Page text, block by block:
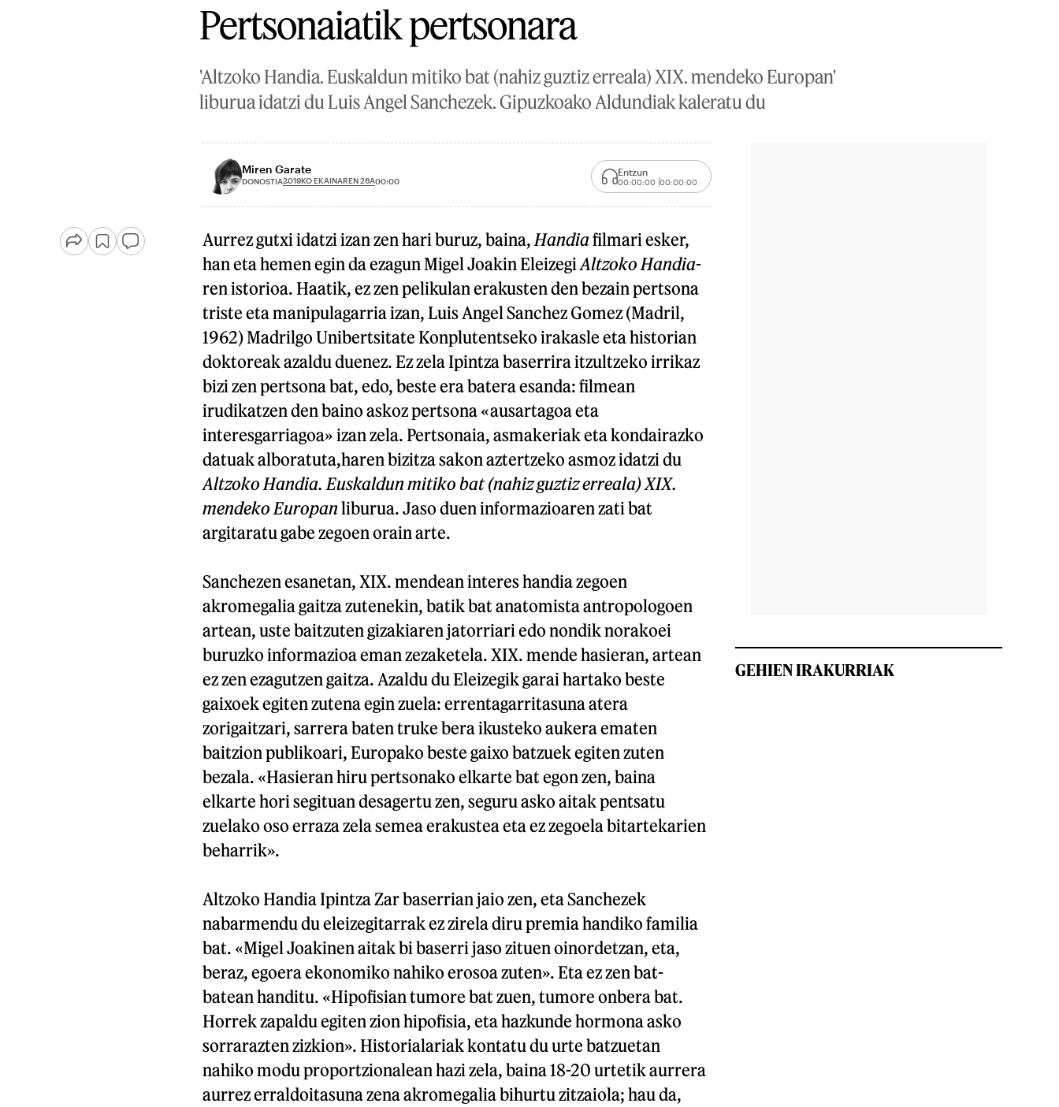
Pertsonaiatik pertsonara
'Altzoko Handia. Euskaldun mitiko bat (nahiz guztiz erreala) XIX. mendeko Europan'
liburua idatzi du Luis Angel Sanchezek. Gipuzkoako Aldundiak kaleratu du
Miren Garate
DONOSTIA2019KO EKAINAREN 26A00:00
Entzun
00:00:00 00:00:00
Aurrez gutxi idatzi izan zen hari buruz, baina, Handiafilmari esker,
han eta hemen egin da ezagun Migel Joakin Eleizegi Altzoko Handia-
ren istorioa. Haatik, ez zen pelikulan erakusten den bezain pertsona
triste eta manipulagarria izan, Luis Angel Sanchez Gomez (Madril,
1962) Madrilgo Unibertsitate Konplutentseko irakasle eta historian
doktoreak azaldu duenez. Ez zela Ipintza baserrira itzultzeko irrikaz
bizi zen pertsona bat, edo, beste era batera esanda: filmean
irudikatzen den baino askoz pertsona «ausartagoa eta
interesgarriagoa» izan zela. Pertsonaia, asmakeriak eta kondairazko
datuak alboratuta,haren bizitza sakon aztertzeko asmoz idatzi du
Altzoko Handia. Euskaldun mitiko bat (nahiz guztiz erreala) XIX.
mendeko Europanliburua. Jaso duen informazioaren zati bat
argitaratu gabe zegoen orain arte.
Sanchezen esanetan, XIX. mendean interes handia zegoen
akromegalia gaitza zutenekin, batik bat anatomista antropologoen
artean, uste baitzuten gizakiaren jatorriari edo nondik norakoei
buruzko informazioa eman zezaketela. XIX. mende hasieran, artean
ez zen ezagutzen gaitza. Azaldu du Eleizegik garai hartako beste
gaixoek egiten zutena egin zuela: errentagarritasuna atera
zorigaitzari, sarrera baten truke bera ikusteko aukera ematen
baitzion publikoari, Europako beste gaixo batzuek egiten zuten
bezala. «Hasieran hiru pertsonako elkarte bat egon zen, baina
elkarte hori segituan desagertu zen, seguru asko aitak pentsatu
zuelako oso erraza zela semea erakustea eta ez zegoela bitartekarien
beharrik».
Altzoko Handia Ipintza Zar baserrian jaio zen, eta Sanchezek
nabarmendu du eleizegitarrak ez zirela diru premia handiko familia
bat. «Migel Joakinen aitak bi baserri jaso zituen oinordetzan, eta,
beraz, egoera ekonomiko nahiko erosoa zuten». Eta ez zen bat-
batean handitu. «Hipofisian tumore bat zuen, tumore onbera bat.
Horrek zapaldu egiten zion hipofisia, eta hazkunde hormona asko
sorrarazten zizkion». Historialariak kontatu du urte batzuetan
nahiko modu proportzionalean hazi zela, baina 18-20 urtetik aurrera
aurrez erraldoitasuna zena akromegalia bihurtu zitzaiola; hau da,
GEHIEN IRAKURRIAK